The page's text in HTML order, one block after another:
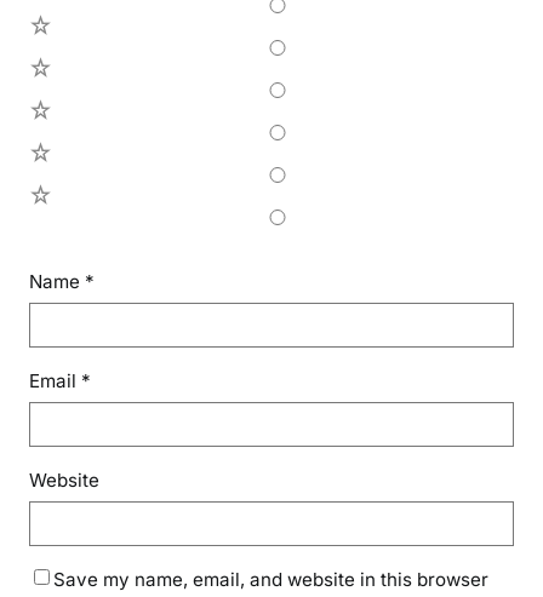
Name *
Email *
Website
Save my name, email, and website in this browser